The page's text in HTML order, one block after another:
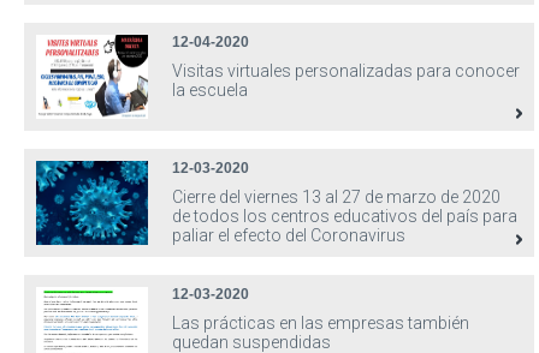
12-04-2020
Visitas virtuales personalizadas para conocer
la escuela
12-03-2020
Cierre del viernes 13 al 27 de marzo de 2020
de todos los centros educativos del país para
paliar el efecto del Coronavirus
12-03-2020
Las prácticas en las empresas también
quedan suspendidas